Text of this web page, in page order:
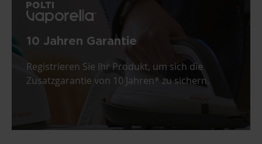
10 Jahren Garantie
Registrieren Sie Ihr Produkt, um sich die
Zusatzgarantie von 10 Jahren* zu sichern.